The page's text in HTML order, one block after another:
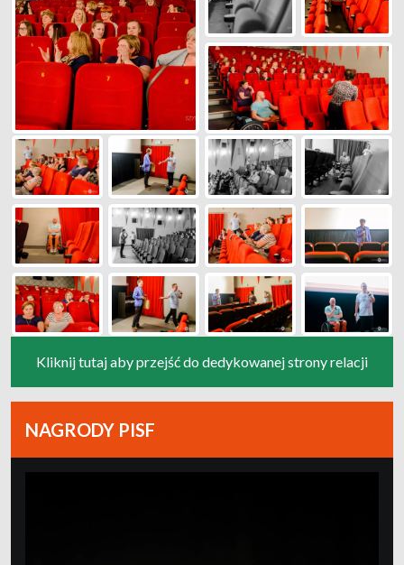
Kliknij tutaj aby przejść do dedykowanej strony relacji
NAGRODY PISF